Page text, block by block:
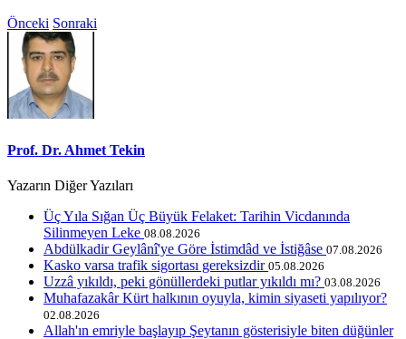
Önceki Sonraki
Prof. Dr. Ahmet Tekin
Yazarın Diğer Yazıları
Üç Yıla Sığan Üç Büyük Felaket: Tarihin Vicdanında
Silinmeyen Leke 08.08.2026
Abdülkadir Geylânî'ye Göre İstimdâd ve İstiğâse 07.08.2026
Kasko varsa trafik sigortası gereksizdir 05.08.2026
Uzzâ yıkıldı, peki gönüllerdeki putlar yıkıldı mı? 03.08.2026
Muhafazakâr Kürt halkının oyuyla, kimin siyaseti yapılıyor?
02.08.2026
Allah'ın emriyle başlayıp Şeytanın gösterisiyle biten düğünler